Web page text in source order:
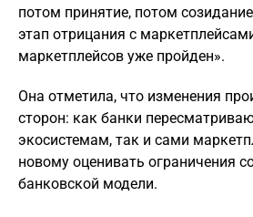
потом принятие, потом
этап отрицания с
маркетплейсов уже пройден».
Она отметила, что изменения
сторон: как банки
экосистемам, так и сами
новому оценивать ограничения
банковской модели.